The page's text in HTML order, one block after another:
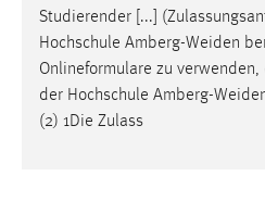
Studierender [...]
Hochschule Amberg-Weiden
Onlineformulare zu
der Hochschule Amberg-
(2) 1Die Zulass